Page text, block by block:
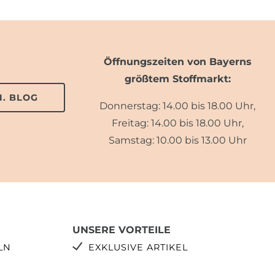
BLOG
Öffnungszeiten von Bayerns
größtem Stoffmarkt:
Donnerstag: 14.00 bis 18.00 Uhr,
Freitag: 14.00 bis 18.00 Uhr,
Samstag: 10.00 bis 13.00 Uhr
UNSERE VORTEILE
EXKLUSIVE ARTIKEL